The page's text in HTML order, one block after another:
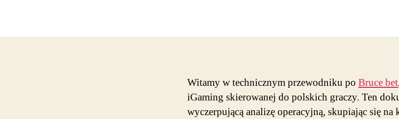
Witamy w technicznym przewodniku po Bruce bet
iGaming skierowanej do polskich graczy. Ten
wyczerpującą analizę operacyjną, skupiając się